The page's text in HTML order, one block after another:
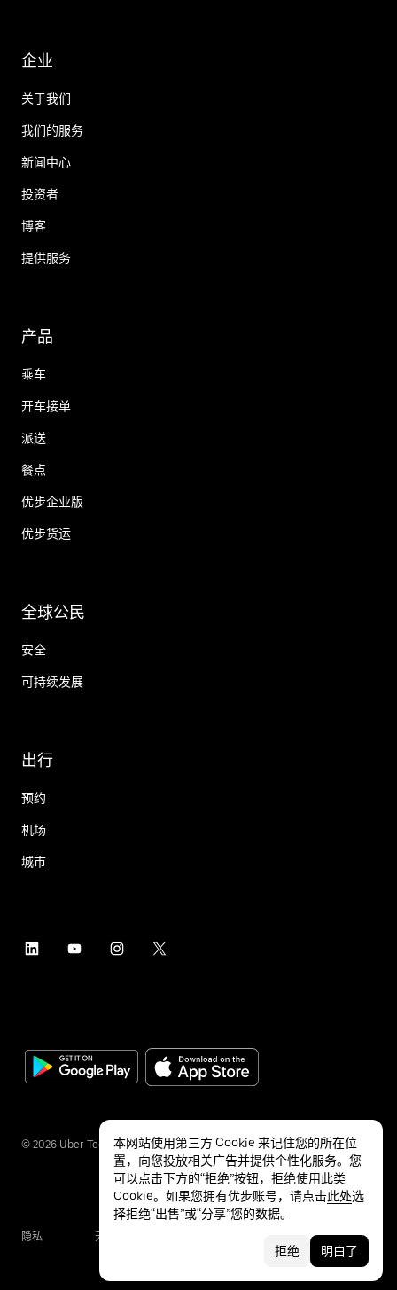
企业
关于我们
我们的服务
新闻中心
投资者
博客
提供服务
产品
乘车
开车接单
派送
餐点
优步企业版
优步货运
全球公民
安全
可持续发展
出行
预约
机场
城市
© 2026 Uber Technologies Inc.
隐私 无障碍服务
本网站使用第三方 Cookie 来记住您的所在位
置，向您投放相关广告并提供个性化服务。您
可以点击下方的“拒绝”按钮，拒绝使用此类
Cookie。如果您拥有优步账号，请点击此处选
择拒绝“出售”或“分享”您的数据。
拒绝 明白了